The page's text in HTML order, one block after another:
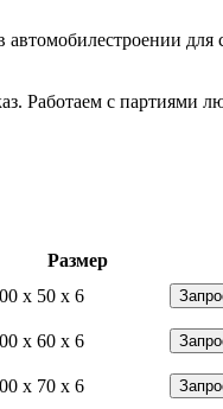
для
Работаем с партиями
Размер
x 50 x 6
x 60 x 6
x 70 x 6